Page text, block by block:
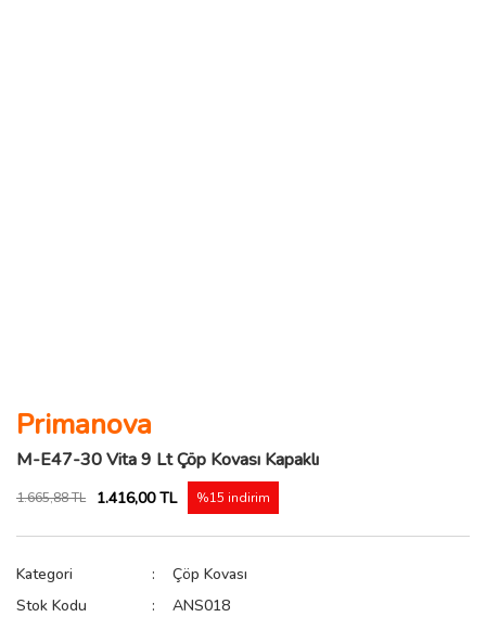
Primanova
M-E47-30 Vita 9 Lt Çöp Kovası Kapaklı
1.665,88 TL 1.416,00 TL %15 indirim
Kategori
Çöp Kovası
Stok Kodu
ANS018